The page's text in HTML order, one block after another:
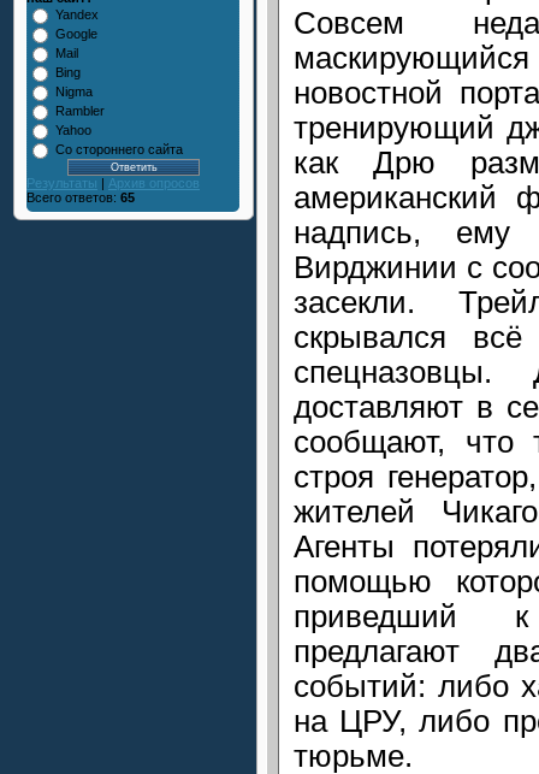
Yandex
Google
Mail
Bing
Nigma
Rambler
Yahoo
Со стороннего сайта
Результаты | Архив опросов
Всего ответов: 65
Совсем
новостной
тренирующий
как Дрю
американский
надпись, ему
Вирджинии с
засекли.
скрывался
доставляют в
сообщают, что
строя
жителей
Агенты
помощью
приведший
предлагают
событий: либо
на ЦРУ, либо
тюрьме.